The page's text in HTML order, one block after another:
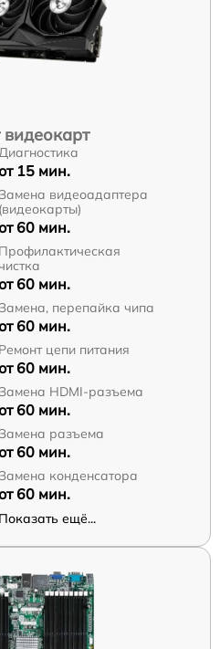
15 мин.
видеоадаптера
(видеокарты)
60 мин.
Профилактическая
60 мин.
перепайка чипа
60 мин.
Ремонт цепи питания
60 мин.
HDMI-разъема
60 мин.
разъема
60 мин.
конденсатора
60 мин.
Показать ещё...